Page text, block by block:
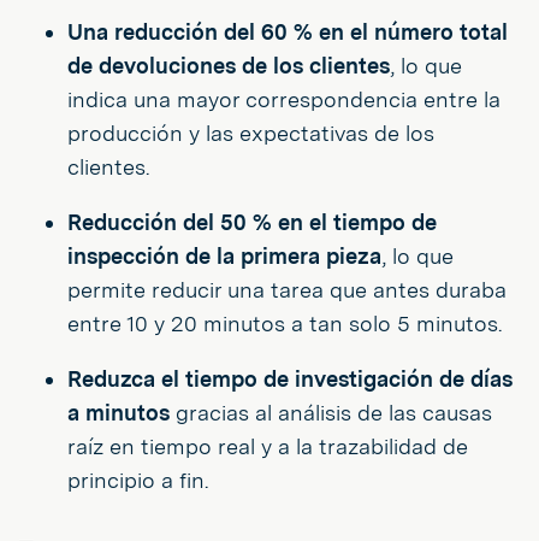
Una reducción del 60 % en el número total
de devoluciones de los clientes, lo que
indica una mayor correspondencia entre la
producción y las expectativas de los
clientes.
Reducción del 50 % en el tiempo de
inspección de la primera pieza, lo que
permite reducir una tarea que antes duraba
entre 10 y 20 minutos a tan solo 5 minutos.
Reduzca el tiempo de investigación de días
a minutos gracias al análisis de las causas
raíz en tiempo real y a la trazabilidad de
principio a fin.